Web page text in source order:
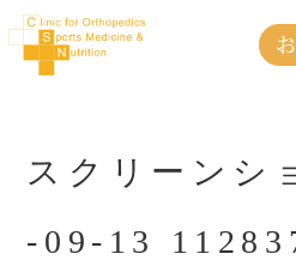
スクリーンシ
-09-13